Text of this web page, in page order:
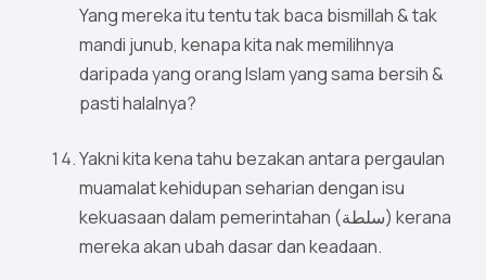
Yang mereka itu tentu tak baca bismillah & tak
mandi junub, kenapa kita nak memilihnya
daripada yang orang Islam yang sama bersih &
pasti halalnya?
Yakni kita kena tahu bezakan antara pergaulan
muamalat kehidupan seharian dengan isu
kekuasaan dalam pemerintahan (سلطة) kerana
mereka akan ubah dasar dan keadaan.